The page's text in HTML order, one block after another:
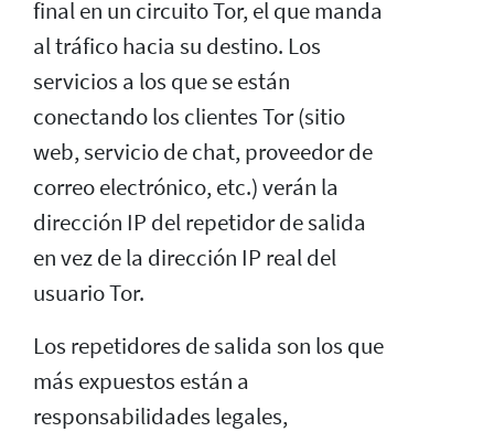
final en un circuito Tor, el que manda
al tráfico hacia su destino. Los
servicios a los que se están
conectando los clientes Tor (sitio
web, servicio de chat, proveedor de
correo electrónico, etc.) verán la
dirección IP del repetidor de salida
en vez de la dirección IP real del
usuario Tor.
Los repetidores de salida son los que
más expuestos están a
responsabilidades legales,